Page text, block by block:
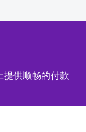
提供顺畅的付款